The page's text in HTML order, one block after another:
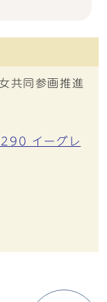
同参画推進
イーグレ